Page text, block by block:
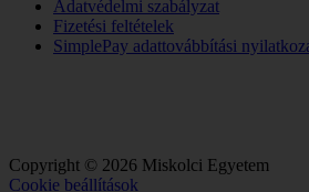
Adatvédelmi szabályzat
Fizetési feltételek
SimplePay adattovábbítási
Copyright © 2026 Miskolci Egyetem
Cookie beállítások